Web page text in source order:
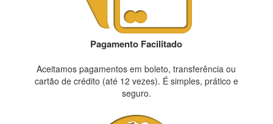
Pagamento Facilitado
Aceitamos pagamentos em boleto, transferência ou
cartão de crédito (até 12 vezes). É simples, prático e
seguro.